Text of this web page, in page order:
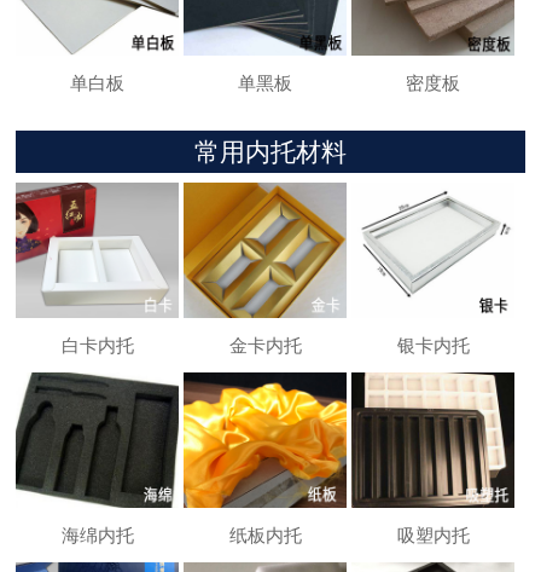
单白板 单黑板 密度板
常用内托材料
白卡内托 金卡内托 银卡内托
海绵内托 纸板内托 吸塑内托